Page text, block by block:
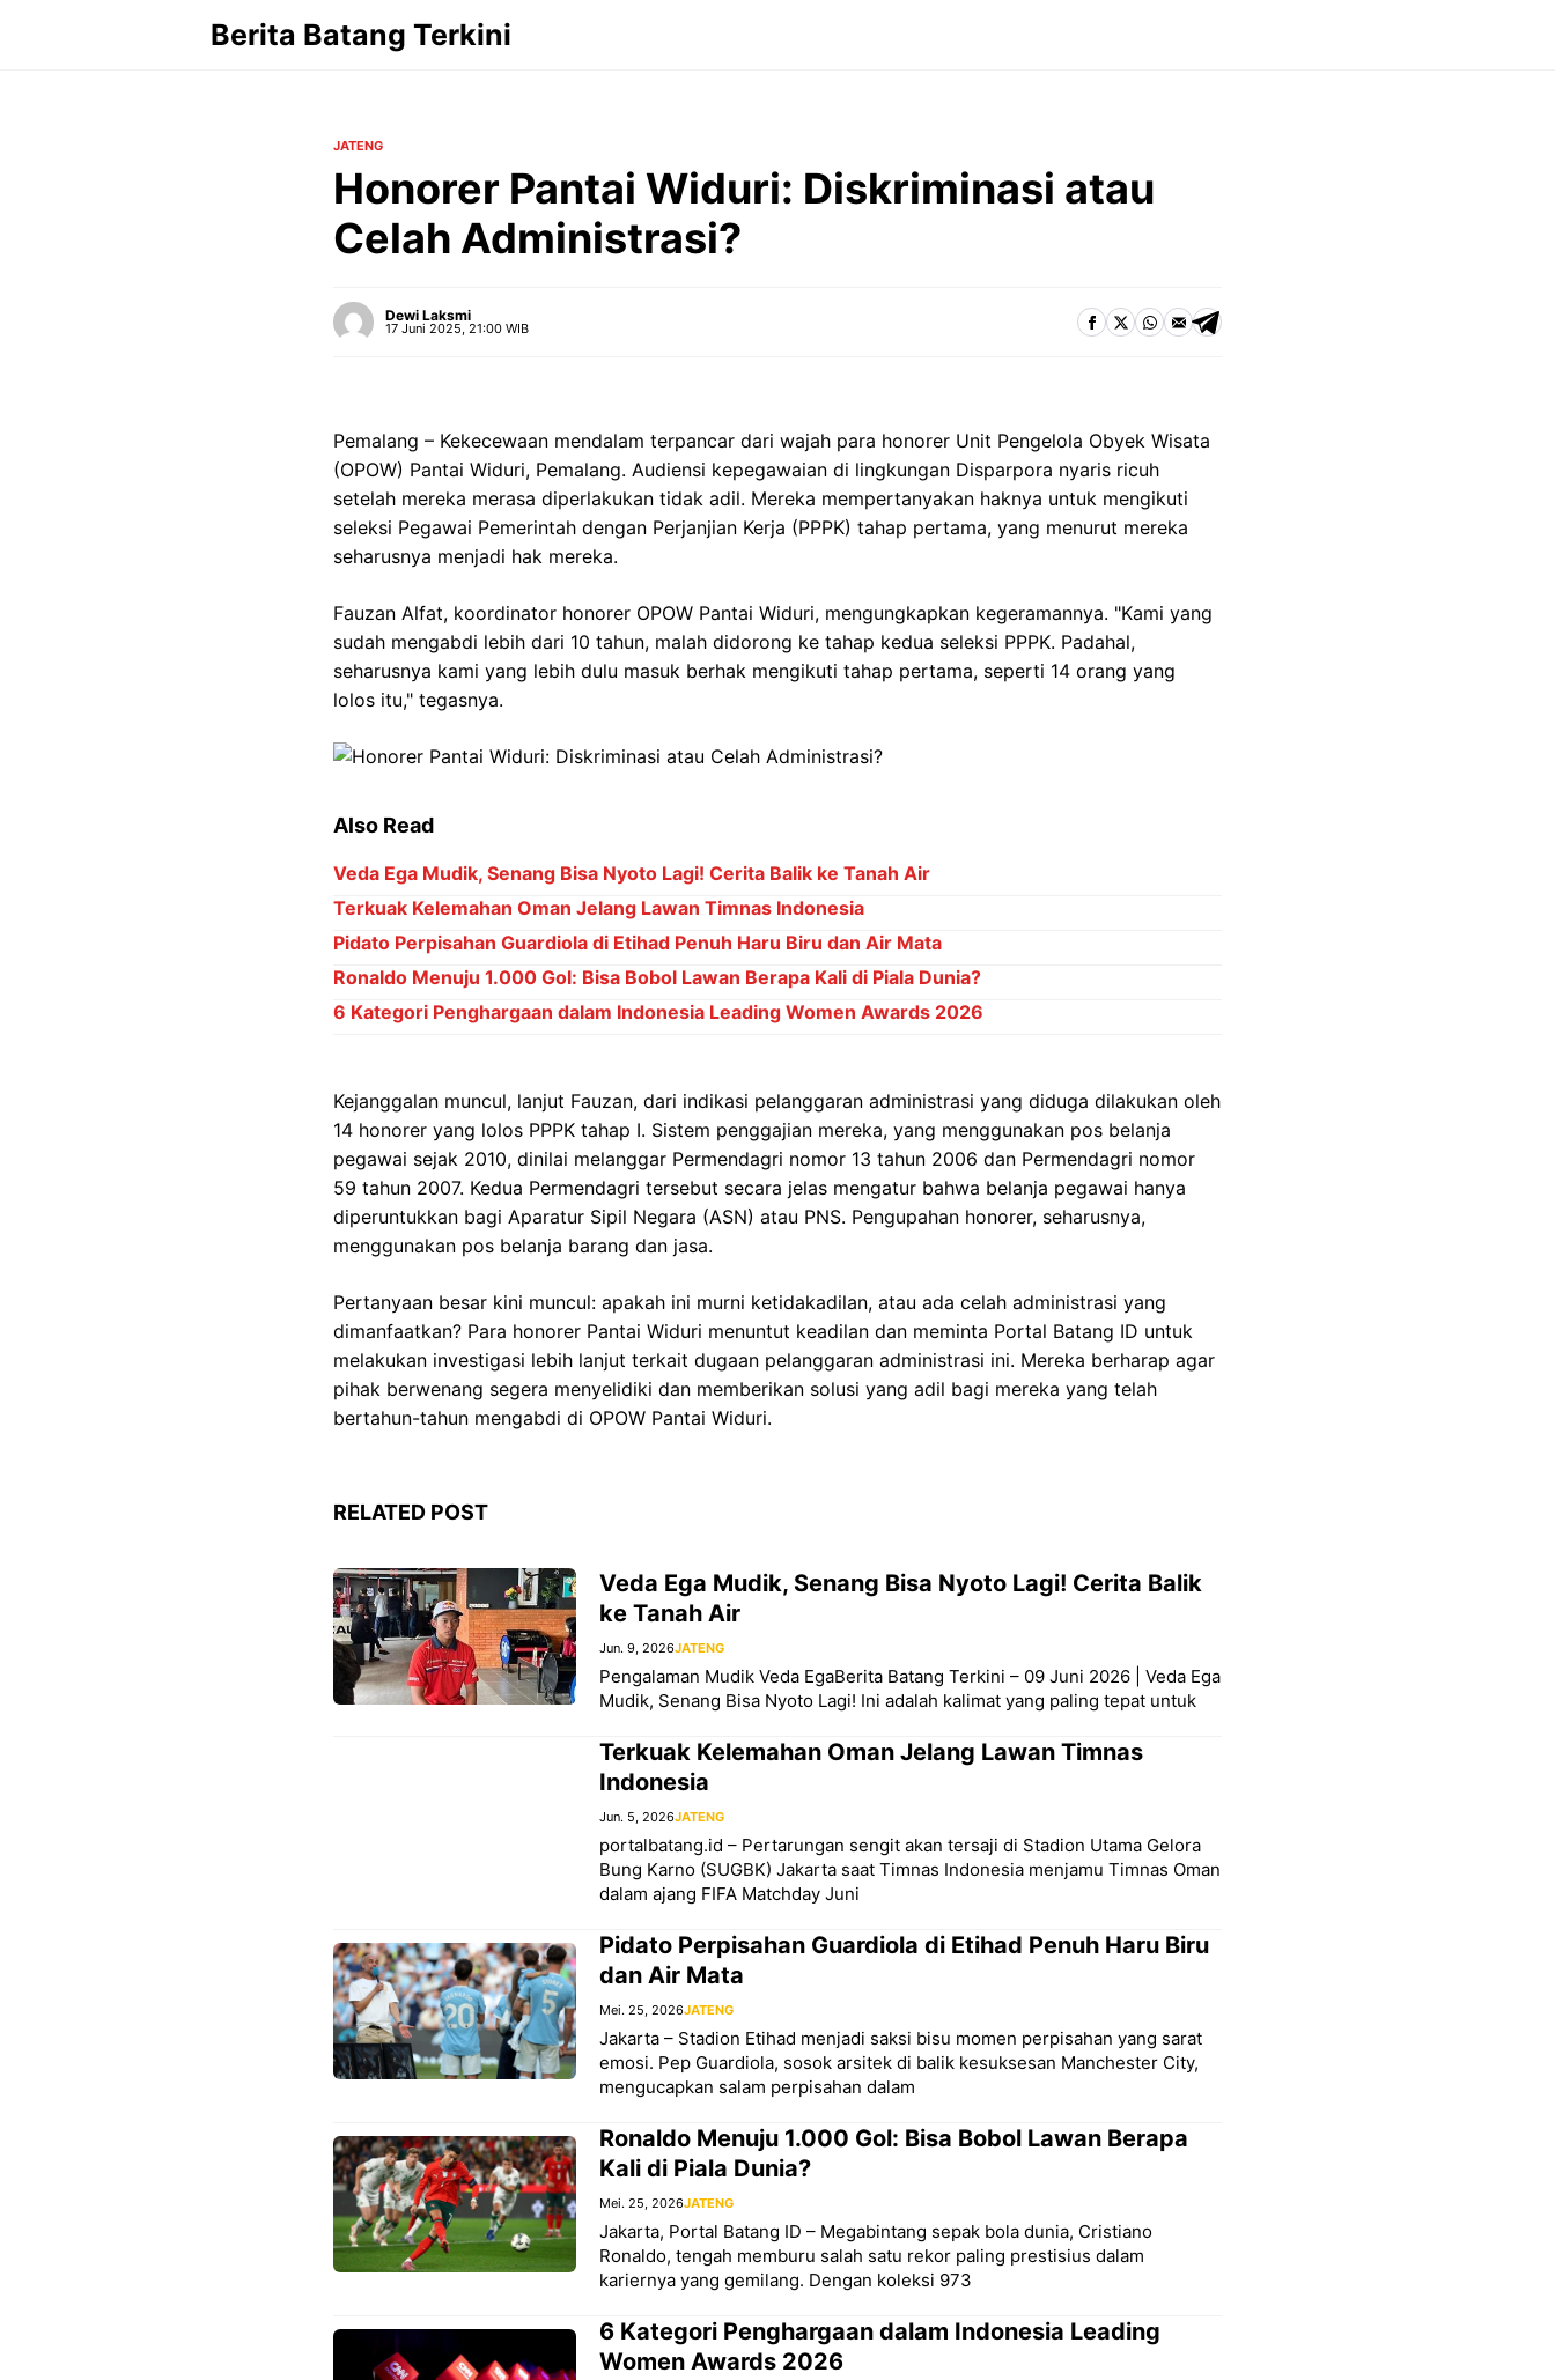
Berita Batang Terkini
JATENG
Honorer Pantai Widuri: Diskriminasi atau
Celah Administrasi?
Dewi Laksmi
17 Juni 2025, 21:00 WIB
Pemalang – Kekecewaan mendalam terpancar dari wajah para honorer Unit Pengelola Obyek Wisata
(OPOW) Pantai Widuri, Pemalang. Audiensi kepegawaian di lingkungan Disparpora nyaris ricuh
setelah mereka merasa diperlakukan tidak adil. Mereka mempertanyakan haknya untuk mengikuti
seleksi Pegawai Pemerintah dengan Perjanjian Kerja (PPPK) tahap pertama, yang menurut mereka
seharusnya menjadi hak mereka.
Fauzan Alfat, koordinator honorer OPOW Pantai Widuri, mengungkapkan kegeramannya. "Kami yang
sudah mengabdi lebih dari 10 tahun, malah didorong ke tahap kedua seleksi PPPK. Padahal,
seharusnya kami yang lebih dulu masuk berhak mengikuti tahap pertama, seperti 14 orang yang
lolos itu," tegasnya.
Also Read
Veda Ega Mudik, Senang Bisa Nyoto Lagi! Cerita Balik ke Tanah Air
Terkuak Kelemahan Oman Jelang Lawan Timnas Indonesia
Pidato Perpisahan Guardiola di Etihad Penuh Haru Biru dan Air Mata
Ronaldo Menuju 1.000 Gol: Bisa Bobol Lawan Berapa Kali di Piala Dunia?
6 Kategori Penghargaan dalam Indonesia Leading Women Awards 2026
Kejanggalan muncul, lanjut Fauzan, dari indikasi pelanggaran administrasi yang diduga dilakukan oleh
14 honorer yang lolos PPPK tahap I. Sistem penggajian mereka, yang menggunakan pos belanja
pegawai sejak 2010, dinilai melanggar Permendagri nomor 13 tahun 2006 dan Permendagri nomor
59 tahun 2007. Kedua Permendagri tersebut secara jelas mengatur bahwa belanja pegawai hanya
diperuntukkan bagi Aparatur Sipil Negara (ASN) atau PNS. Pengupahan honorer, seharusnya,
menggunakan pos belanja barang dan jasa.
Pertanyaan besar kini muncul: apakah ini murni ketidakadilan, atau ada celah administrasi yang
dimanfaatkan? Para honorer Pantai Widuri menuntut keadilan dan meminta Portal Batang ID untuk
melakukan investigasi lebih lanjut terkait dugaan pelanggaran administrasi ini. Mereka berharap agar
pihak berwenang segera menyelidiki dan memberikan solusi yang adil bagi mereka yang telah
bertahun-tahun mengabdi di OPOW Pantai Widuri.
RELATED POST
Veda Ega Mudik, Senang Bisa Nyoto Lagi! Cerita Balik
ke Tanah Air
Jun. 9, 2026JATENG
Pengalaman Mudik Veda EgaBerita Batang Terkini – 09 Juni 2026 | Veda Ega
Mudik, Senang Bisa Nyoto Lagi! Ini adalah kalimat yang paling tepat untuk
Terkuak Kelemahan Oman Jelang Lawan Timnas
Indonesia
Jun. 5, 2026JATENG
portalbatang.id – Pertarungan sengit akan tersaji di Stadion Utama Gelora
Bung Karno (SUGBK) Jakarta saat Timnas Indonesia menjamu Timnas Oman
dalam ajang FIFA Matchday Juni
Pidato Perpisahan Guardiola di Etihad Penuh Haru Biru
dan Air Mata
Mei. 25, 2026JATENG
Jakarta – Stadion Etihad menjadi saksi bisu momen perpisahan yang sarat
emosi. Pep Guardiola, sosok arsitek di balik kesuksesan Manchester City,
mengucapkan salam perpisahan dalam
Ronaldo Menuju 1.000 Gol: Bisa Bobol Lawan Berapa
Kali di Piala Dunia?
Mei. 25, 2026JATENG
Jakarta, Portal Batang ID – Megabintang sepak bola dunia, Cristiano
Ronaldo, tengah memburu salah satu rekor paling prestisius dalam
kariernya yang gemilang. Dengan koleksi 973
6 Kategori Penghargaan dalam Indonesia Leading
Women Awards 2026